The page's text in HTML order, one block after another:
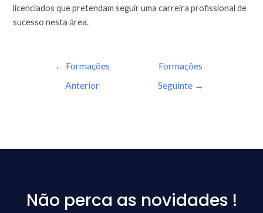
licenciados que pretendam seguir uma carreira profissional de
sucesso nesta área.
← Formações
Anterior
Formações
Seguinte →
Não perca as novidades !